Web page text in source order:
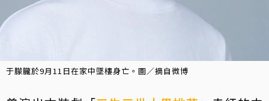
于朦朧於9月11日在家中墜樓身亡。圖／摘自微博